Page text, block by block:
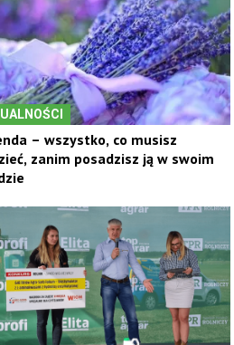
– wszystko, co musisz
zanim posadzisz ją w swoim